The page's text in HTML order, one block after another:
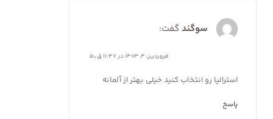
سوگند گفت:
فروردین ۴, ۱۴۰۳ در ۱۱:۴۷ ق٫ظ
استرالیا رو انتخاب کنید خیلی بهتر از آلمانه
پاسخ